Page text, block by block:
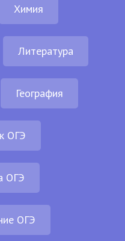
Химия
Литература
География
ОГЭ
ОГЭ
ОГЭ